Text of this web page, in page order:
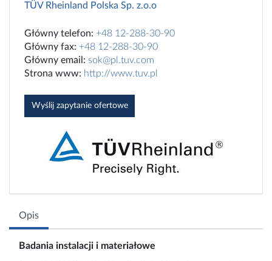
TÜV Rheinland Polska Sp. z.o.o
Główny telefon: +48 12-288-30-90
Główny fax: +48 12-288-30-90
Główny email: sok@pl.tuv.com
Strona www: http://www.tuv.pl
Wyślij zapytanie ofertowe
Opis
Badania instalacji i materiałowe